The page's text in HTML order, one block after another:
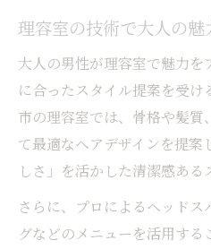
理容室の技術で大人の
大人の男性が理容室で魅力を
に合ったスタイル提案を受
市の理容室では、骨格や髪質
て最適なヘアデザインを提案
しさ」を活かした清潔感ある
さらに、プロによるヘッドス
グなどのメニューを活用す